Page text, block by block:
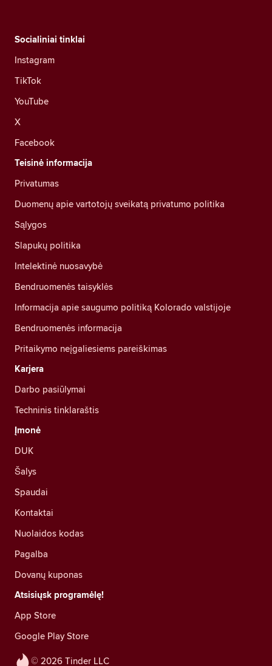
© 2026 Tinder LLC
Socialiniai tinklai
Instagram
TikTok
YouTube
X
Facebook
Teisinė informacija
Privatumas
Duomenų apie vartotojų sveikatą privatumo politika
Sąlygos
Slapukų politika
Intelektinė nuosavybė
Bendruomenės taisyklės
Informacija apie saugumo politiką Kolorado valstijoje
Bendruomenės informacija
Pritaikymo neįgaliesiems pareiškimas
Karjera
Darbo pasiūlymai
Techninis tinklaraštis
Įmonė
DUK
Šalys
Spaudai
Kontaktai
Nuolaidos kodas
Pagalba
Dovanų kuponas
Atsisiųsk programėlę!
App Store
Google Play Store